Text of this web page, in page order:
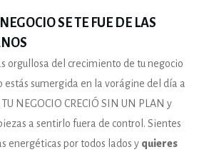
SE TE FUE DE LAS
orgullosa del crecimiento de tu negocio
estás sumergida en la vorágine del día a
NEGOCIO CRECIÓ SIN UN PLAN y
a sentirlo fuera de control. Sientes
energéticas por todos lados y quieres